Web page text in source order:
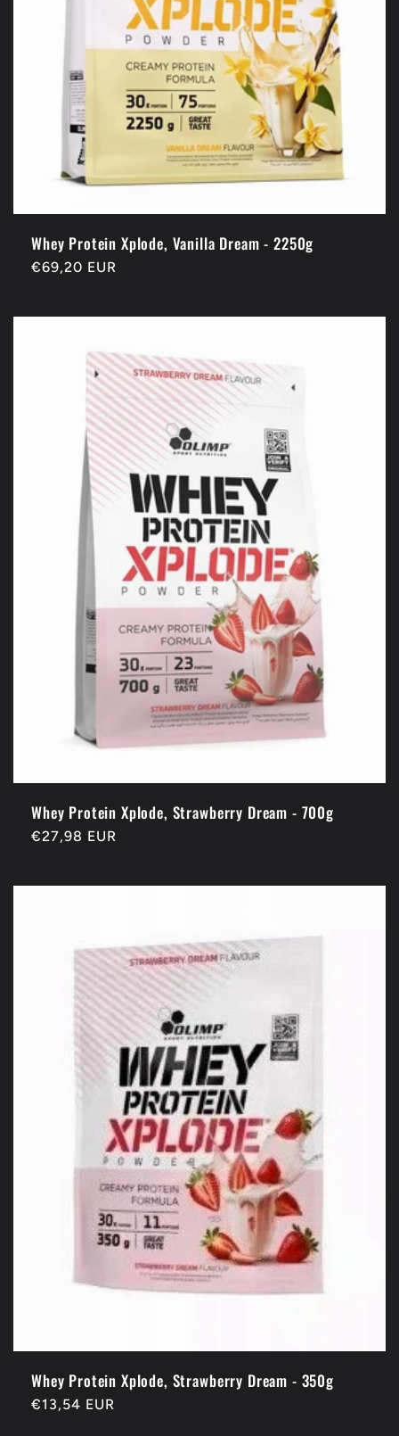
Whey Protein Xplode, Vanilla Dream - 2250g
Prix
€69,20 EUR
Whey Protein Xplode, Strawberry Dream - 700g
Prix
€27,98 EUR
Whey Protein Xplode, Strawberry Dream - 350g
Prix
€13,54 EUR